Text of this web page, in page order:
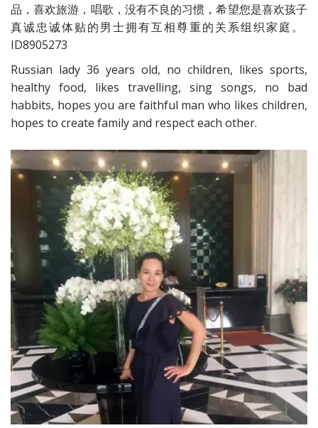
品，喜欢旅游，唱歌，没有不良的习惯，希望您是喜欢孩子
真诚忠诚体贴的男士拥有互相尊重的关系组织家庭。
ID8905273
Russian lady 36 years old, no children, likes sports,
healthy food, likes travelling, sing songs, no bad
habbits, hopes you are faithful man who likes children,
hopes to create family and respect each other.